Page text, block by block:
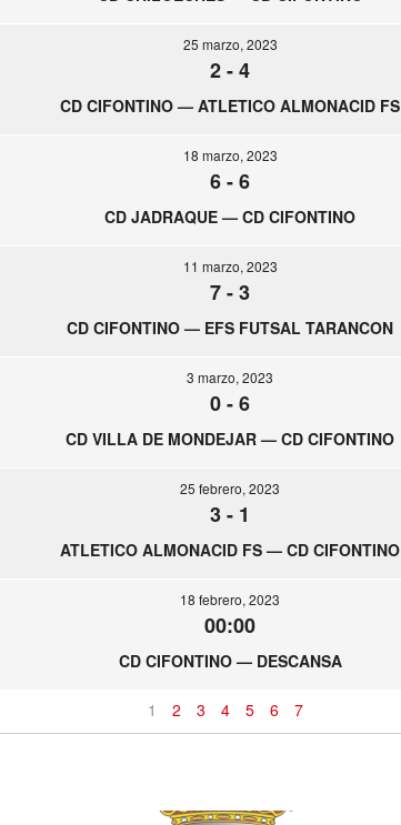
25 marzo, 2023
2-4
CD CIFONTINO — ATLETICO ALMONACID FS
18 marzo, 2023
6-6
CD JADRAQUE — CD CIFONTINO
11 marzo, 2023
7-3
CD CIFONTINO — EFS FUTSAL TARANCON
3 marzo, 2023
0-6
CD VILLA DE MONDEJAR — CD CIFONTINO
25 febrero, 2023
3- 1
ATLETICO ALMONACID FS — CD CIFONTINO
18 febrero, 2023
00:00
CD CIFONTINO — DESCANSA
1 2 3 4 5 6 7